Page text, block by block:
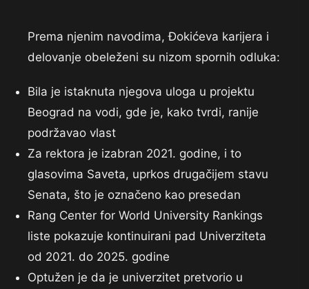
Prema njenim navodima, Đokićeva karijera i
delovanje obeleženi su nizom spornih odluka:
Bila je istaknuta njegova uloga u projektu
Beograd na vodi, gde je, kako tvrdi, ranije
podržavao vlast
Za rektora je izabran 2021. godine, i to
glasovima Saveta, uprkos drugačijem stavu
Senata, što je označeno kao presedan
Rang Center for World University Rankings
liste pokazuje kontinuirani pad Univerziteta
od 2021. do 2025. godine
Optužen je da je univerzitet pretvorio u